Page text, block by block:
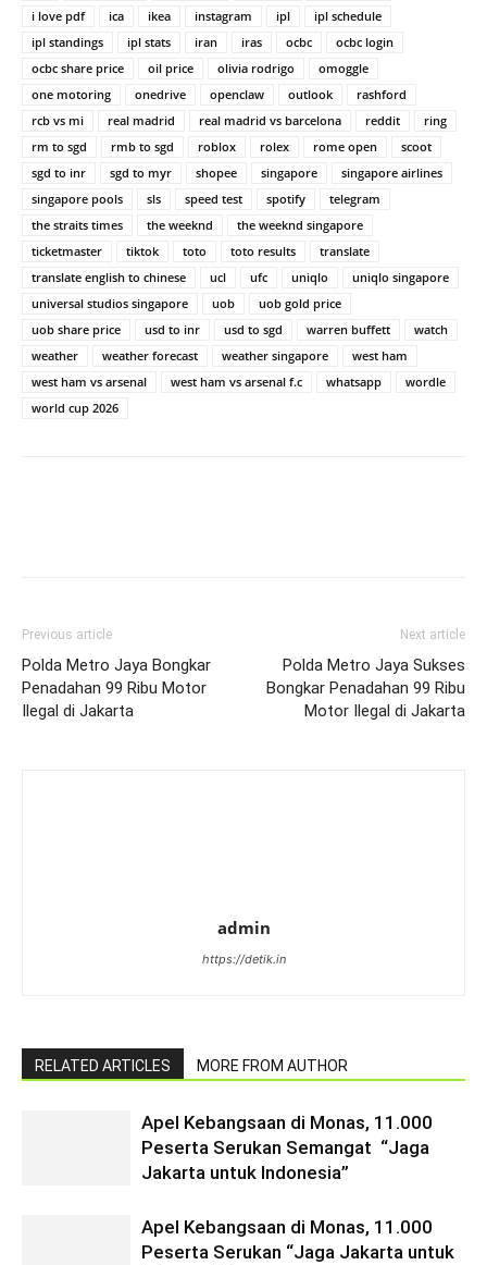
i love pdf ica ikea instagram ipl
ipl schedule
ipl standings
ipl stats iran iras ocbc
ocbc login
ocbc share price
oil price olivia rodrigo
omoggle
one motoring
onedrive openclaw outlook
rashford
rcb vs mi
real madrid real madrid vs barcelona reddit
ring
rm to sgd
rmb to sgd roblox rolex rome open
scoot
sgd to inr
sgd to myr shopee singapore
singapore airlines
singapore pools
sls speed test spotify
telegram
the straits times
the weeknd
the weeknd singapore
ticketmaster
tiktok toto toto results
translate
translate english to chinese
ucl ufc uniqlo
uniqlo singapore
universal studios singapore
uob
uob gold price
uob share price
usd to inr usd to sgd warren buffett
watch
weather
weather forecast weather singapore
west ham
west ham vs arsenal
west ham vs arsenal f.c whatsapp
wordle
world cup 2026
Previous article
Polda Metro Jaya Bongkar
Penadahan 99 Ribu Motor
Ilegal di Jakarta
Next article
Polda Metro Jaya Sukses
Bongkar Penadahan 99 Ribu
Motor Ilegal di Jakarta
admin
https://detik.in
RELATED ARTICLES MORE FROM AUTHOR
Apel Kebangsaan di Monas, 11.000
Peserta Serukan Semangat “Jaga
Jakarta untuk Indonesia”
Apel Kebangsaan di Monas, 11.000
Peserta Serukan “Jaga Jakarta untuk